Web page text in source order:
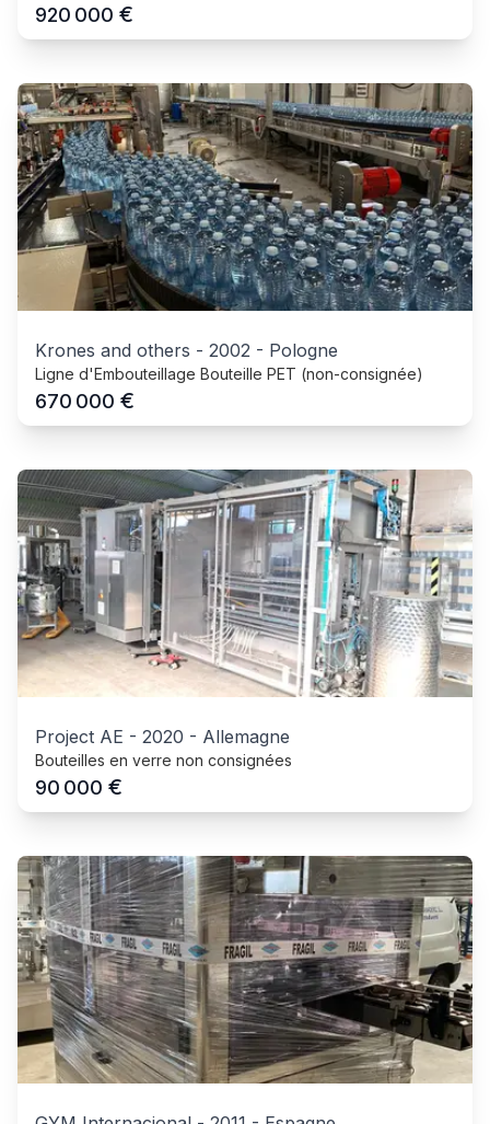
920 000 €
Krones and others - 2002 - Pologne
Ligne d'Embouteillage Bouteille PET (non-consignée)
670 000 €
Project AE - 2020 - Allemagne
Bouteilles en verre non consignées
90 000 €